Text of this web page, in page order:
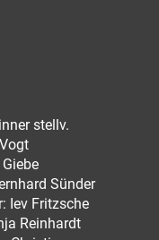
stellv.
Sünder
Iev Fritzsche
Reinhardt